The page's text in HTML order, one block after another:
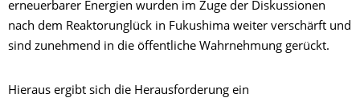
erneuerbarer Energien wurden im Zuge der Diskussionen
nach dem Reaktorunglück in Fukushima weiter verschärft und
sind zunehmend in die öffentliche Wahrnehmung gerückt.
Hieraus ergibt sich die Herausforderung ein